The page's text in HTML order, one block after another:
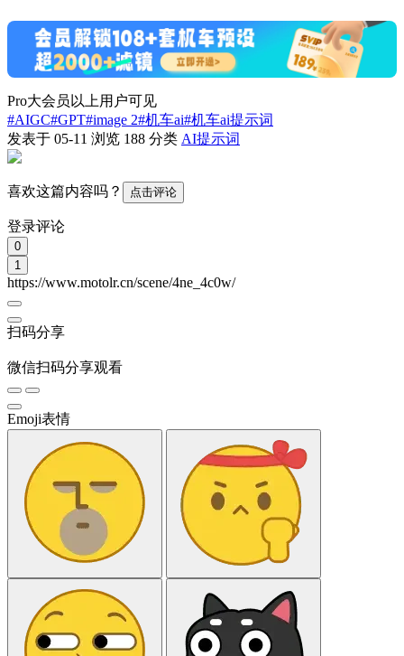
Pro大会员以上用户可见
#AIGC#GPT#image 2#机车ai#机车ai提示词
发表于 05-11 浏览 188 分类 AI提示词
喜欢这篇内容吗？ 点击评论
登录评论
0
1
https://www.motolr.cn/scene/4ne_4c0w/
扫码分享
微信扫码分享观看
Emoji表情